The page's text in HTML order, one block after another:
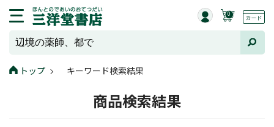
0
トップ キーワード検索結果
商品検索結果